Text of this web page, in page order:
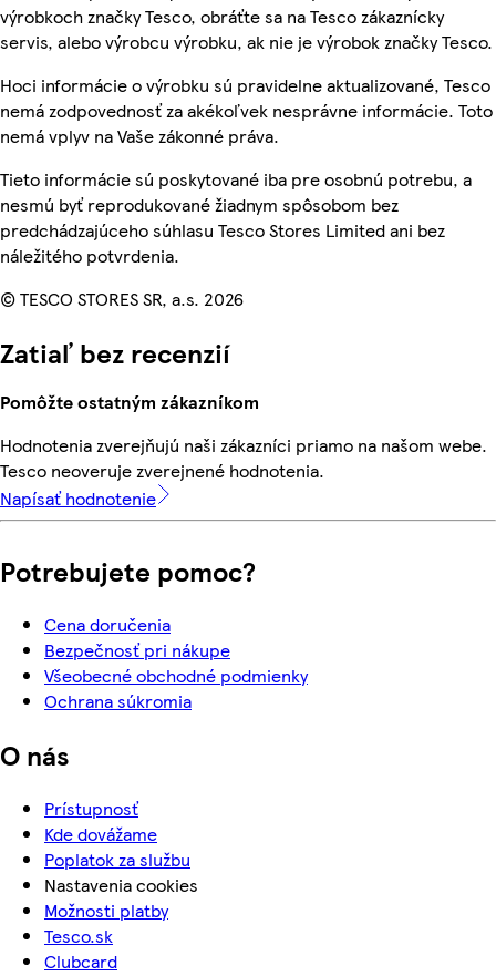
výrobkoch značky Tesco, obráťte sa na Tesco zákaznícky
servis, alebo výrobcu výrobku, ak nie je výrobok značky Tesco.
Hoci informácie o výrobku sú pravidelne aktualizované, Tesco
nemá zodpovednosť za akékoľvek nesprávne informácie. Toto
nemá vplyv na Vaše zákonné práva.
Tieto informácie sú poskytované iba pre osobnú potrebu, a
nesmú byť reprodukované žiadnym spôsobom bez
predchádzajúceho súhlasu Tesco Stores Limited ani bez
náležitého potvrdenia.
© TESCO STORES SR, a.s. 2026
Zatiaľ bez recenzií
Pomôžte ostatným zákazníkom
Hodnotenia zverejňujú naši zákazníci priamo na našom webe.
Tesco neoveruje zverejnené hodnotenia.
Napísať hodnotenie
Potrebujete pomoc?
Cena doručenia
Bezpečnosť pri nákupe
Všeobecné obchodné podmienky
Ochrana súkromia
O nás
Prístupnosť
Kde dovážame
Poplatok za službu
Nastavenia cookies
Možnosti platby
Tesco.sk
Clubcard